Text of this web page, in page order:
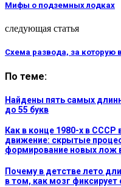
Мифы о подземных лодках
следующая статья
Схема развода, за которую
По теме:
Найдены пять самых
до 55 букв
Как в конце 1980-х в
движение: скрытые
формирование новых лож
Почему в детстве лето
в том, как мозг